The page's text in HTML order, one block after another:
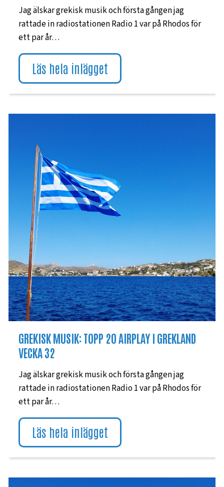
Jag älskar grekisk musik och första gången jag
rattade in radiostationen Radio 1 var på Rhodos för
ett par år…
Läs hela inlägget
GREKISK MUSIK: TOPP 20 AIRPLAY I GREKLAND
VECKA 32
Jag älskar grekisk musik och första gången jag
rattade in radiostationen Radio 1 var på Rhodos för
ett par år…
Läs hela inlägget